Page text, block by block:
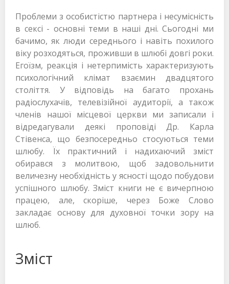
Проблеми з особистістю партнера і несумісність
в сексі - основні теми в наші дні. Сьогодні ми
бачимо, як люди середнього і навіть похилого
віку розходяться, проживши в шлюбі довгі роки.
Егоїзм, реакція і нетерпимість характеризують
психологічний клімат взаємин двадцятого
століття. У відповідь на багато прохань
радіослухачів, телевізійної аудиторії, а також
членів нашої місцевої церкви ми записали і
відредагували деякі проповіді Др. Карла
Стівенса, що безпосередньо стосуються теми
шлюбу. Їх практичний і надихаючий зміст
обирався з молитвою, щоб задовольнити
величезну необхідність у ясності щодо побудови
успішного шлюбу. Зміст книги не є вичерпною
працею, але, скоріше, через Боже Слово
закладає основу для духовної точки зору на
шлюб.
Зміст